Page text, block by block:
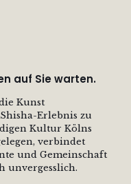
auf Sie warten.
Kunst
Erlebnis zu
Kultur Kölns
verbindet
und Gemeinschaft
unvergesslich.